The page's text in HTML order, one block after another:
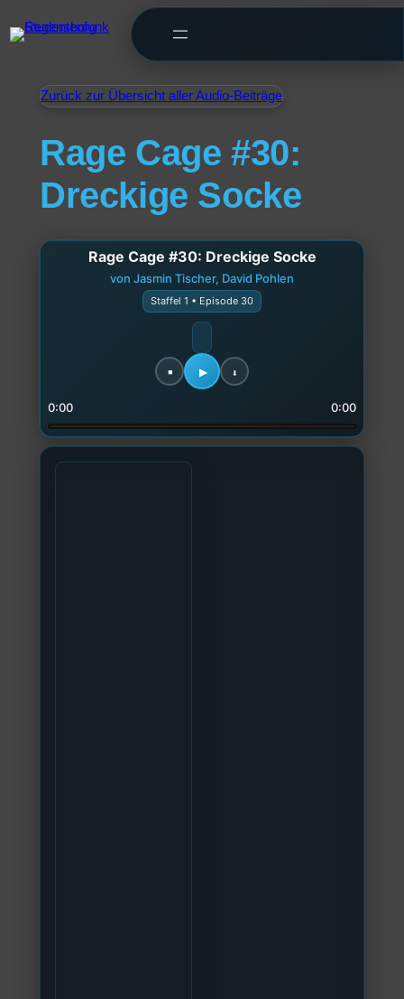
Zurück zur Übersicht aller Audio-Beiträge
Rage Cage #30:
Dreckige Socke
Rage Cage #30: Dreckige Socke
von Jasmin Tischer, David Pohlen
Staffel 1 • Episode 30
0:00 0:00